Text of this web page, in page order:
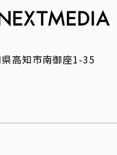
高知市南御座1-35